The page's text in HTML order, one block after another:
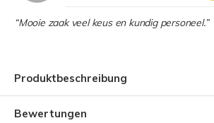
“Mooie zaak veel keus en kundig personeel.”
Produktbeschreibung
Bewertungen